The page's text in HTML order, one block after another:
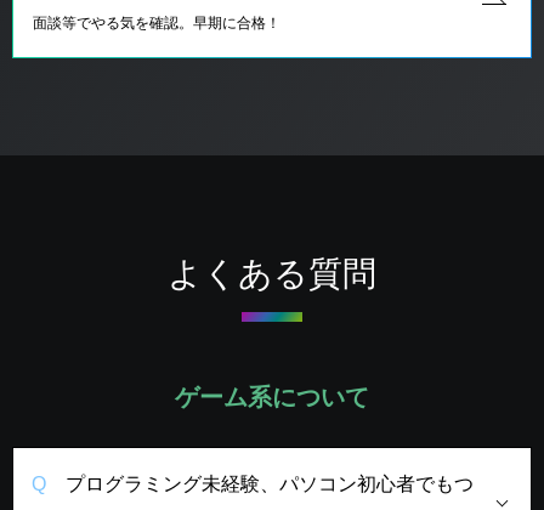
面談等でやる気を確認。早期に合格！
よくある質問
ゲーム系について
プログラミング未経験、パソコン初心者でもつ